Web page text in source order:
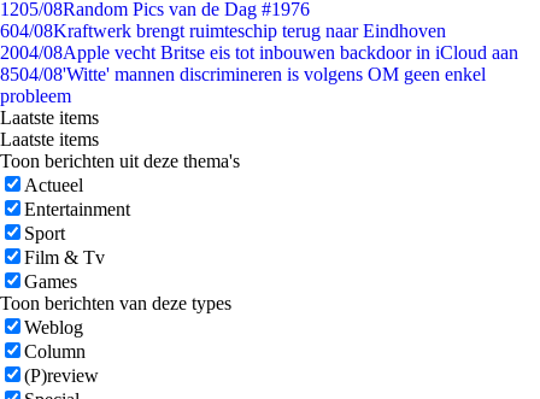
1205/08Random Pics van de Dag #1976
604/08Kraftwerk brengt ruimteschip terug naar Eindhoven
2004/08Apple vecht Britse eis tot inbouwen backdoor in iCloud aan
8504/08'Witte' mannen discrimineren is volgens OM geen enkel
probleem
Laatste items
Laatste items
Toon berichten uit deze thema's
Actueel
Entertainment
Sport
Film & Tv
Games
Toon berichten van deze types
Weblog
Column
(P)review